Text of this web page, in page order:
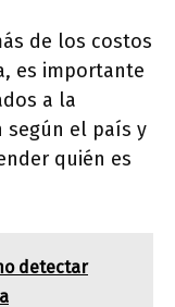
de los costos
es importante
a la
según el país y
quién es
detectar